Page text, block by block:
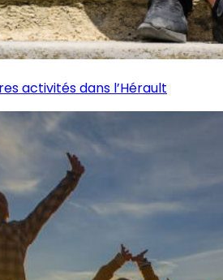
activités dans l’Hérault